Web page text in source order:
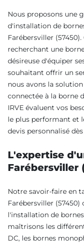
Nous proposons une
d'installation de
Farébersviller
recherchant une
désireuse d'équiper
souhaitant offrir un
nous avons la
connectée à la borne
IRVE évaluent vos
le plus performant et
devis personnalisé
L'expertise
Farébersviller
Notre savoir-faire en
Farébersviller (57450)
l'installation de
maîtrisons les
DC, les bornes